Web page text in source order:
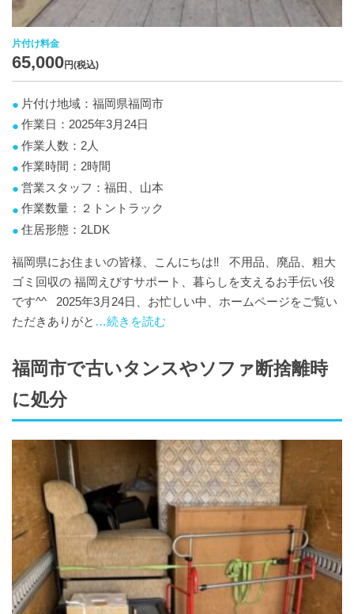
片付け料金
65,000円(税込)
片付け地域：福岡県福岡市
作業日：2025年3月24日
作業人数：2人
作業時間：2時間
営業スタッフ：福田、山本
作業数量：２トントラック
住居形態：2LDK
福岡県にお住まいの皆様、こんにちは‼️ 不用品、廃品、粗大
ゴミ回収の 福岡えびすサポート、暮らしを支えるお手伝い役
です^^ 2025年3月24日、お忙しい中、ホームページをご覧い
ただきありがと …続きを読む
福岡市で古いタンスやソファ断捨離時
に処分